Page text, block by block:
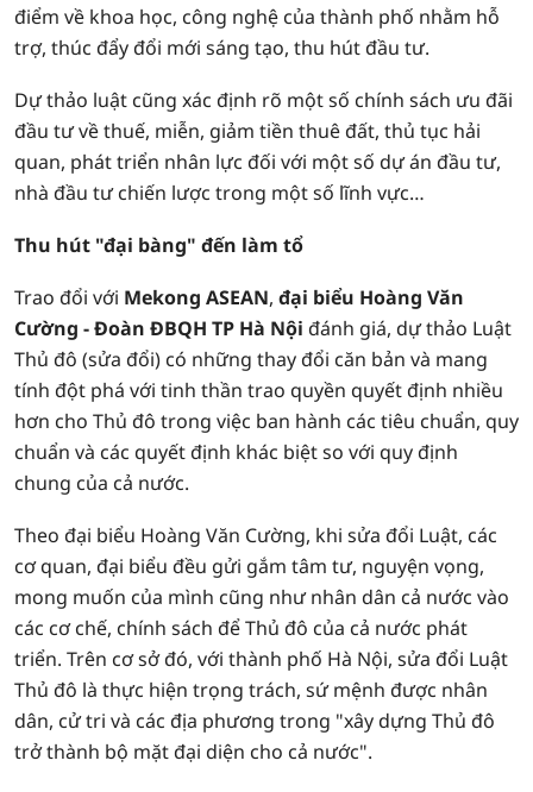
điểm về khoa học, công nghệ của thành phố nhằm hỗ
trợ, thúc đẩy đổi mới sáng tạo, thu hút đầu tư.
Dự thảo luật cũng xác định rõ một số chính sách ưu đãi
đầu tư về thuế, miễn, giảm tiền thuê đất, thủ tục hải
quan, phát triển nhân lực đối với một số dự án đầu tư,
nhà đầu tư chiến lược trong một số lĩnh vực…
Thu hút "đại bàng" đến làm tổ
Trao đổi với Mekong ASEAN, đại biểu Hoàng Văn
Cường - Đoàn ĐBQH TP Hà Nội đánh giá, dự thảo Luật
Thủ đô (sửa đổi) có những thay đổi căn bản và mang
tính đột phá với tinh thần trao quyền quyết định nhiều
hơn cho Thủ đô trong việc ban hành các tiêu chuẩn, quy
chuẩn và các quyết định khác biệt so với quy định
chung của cả nước.
Theo đại biểu Hoàng Văn Cường, khi sửa đổi Luật, các
cơ quan, đại biểu đều gửi gắm tâm tư, nguyện vọng,
mong muốn của mình cũng như nhân dân cả nước vào
các cơ chế, chính sách để Thủ đô của cả nước phát
triển. Trên cơ sở đó, với thành phố Hà Nội, sửa đổi Luật
Thủ đô là thực hiện trọng trách, sứ mệnh được nhân
dân, cử tri và các địa phương trong "xây dựng Thủ đô
trở thành bộ mặt đại diện cho cả nước".